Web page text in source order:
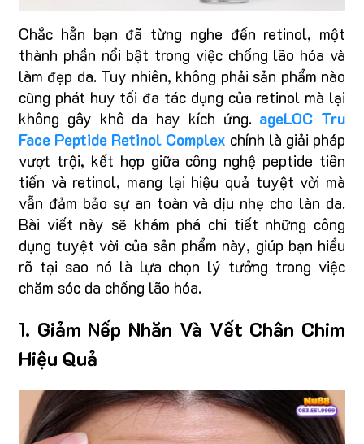
Chắc hẳn bạn đã từng nghe đến retinol, một
thành phần nổi bật trong việc chống lão hóa và
làm đẹp da. Tuy nhiên, không phải sản phẩm nào
cũng phát huy tối đa tác dụng của retinol mà lại
không gây khô da hay kích ứng. ageLOC Tru
Face Peptide Retinol Complex chính là giải pháp
vượt trội, kết hợp giữa công nghệ peptide tiên
tiến và retinol, mang lại hiệu quả tuyệt vời mà
vẫn đảm bảo sự an toàn và dịu nhẹ cho làn da.
Bài viết này sẽ khám phá chi tiết những công
dụng tuyệt vời của sản phẩm này, giúp bạn hiểu
rõ tại sao nó là lựa chọn lý tưởng trong việc
chăm sóc da chống lão hóa.
1. Giảm Nếp Nhăn Và Vết Chân Chim
Hiệu Quả